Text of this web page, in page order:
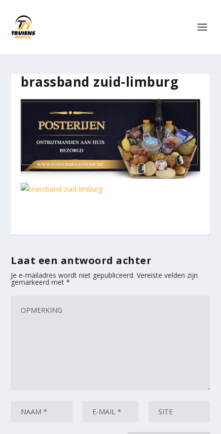
brassband zuid-limburg
Laat een antwoord achter
Je e-mailadres wordt niet gepubliceerd. Vereiste velden zijn
gemarkeerd met*